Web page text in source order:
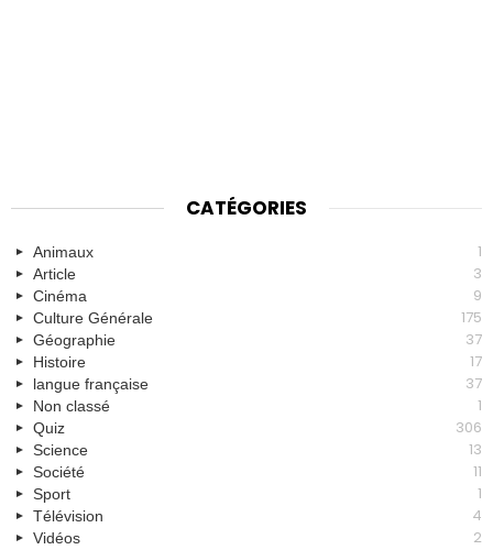
CATÉGORIES
Animaux 1
Article 3
Cinéma 9
Culture Générale 175
Géographie 37
Histoire 17
langue française 37
Non classé 1
Quiz 306
Science 13
Société 11
Sport 1
Télévision 4
Vidéos 2